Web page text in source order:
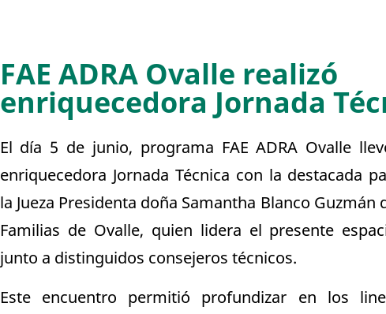
FAE ADRA Ovalle realizó
enriquecedora Jornada
El día 5 de junio, programa FAE ADRA Ovalle
enriquecedora Jornada Técnica con la destacada
la Jueza Presidenta doña Samantha Blanco Guzmán
Familias de Ovalle, quien lidera el presente
junto a distinguidos consejeros técnicos.
Este encuentro permitió profundizar en los